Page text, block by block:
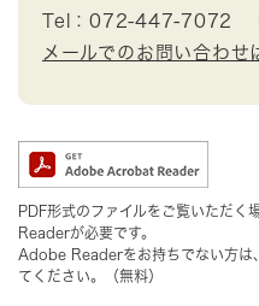
Tel：072-447-7072
メールでのお問い合わせ
PDF形式のファイルをご覧いただ
Readerが必要です。
Adobe Readerをお持ちでない方は
てください。（無料）